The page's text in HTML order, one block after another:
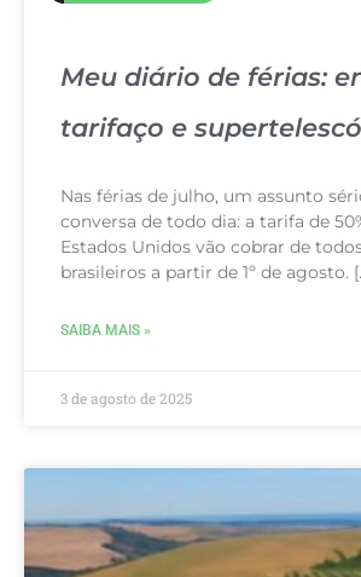
Meu diário de férias:
tarifaço e
Nas férias de julho, um assunto
conversa de todo dia: a tarifa de
Estados Unidos vão cobrar de
brasileiros a partir de 1º de agosto.
SAIBA MAIS »
3 de agosto de 2025